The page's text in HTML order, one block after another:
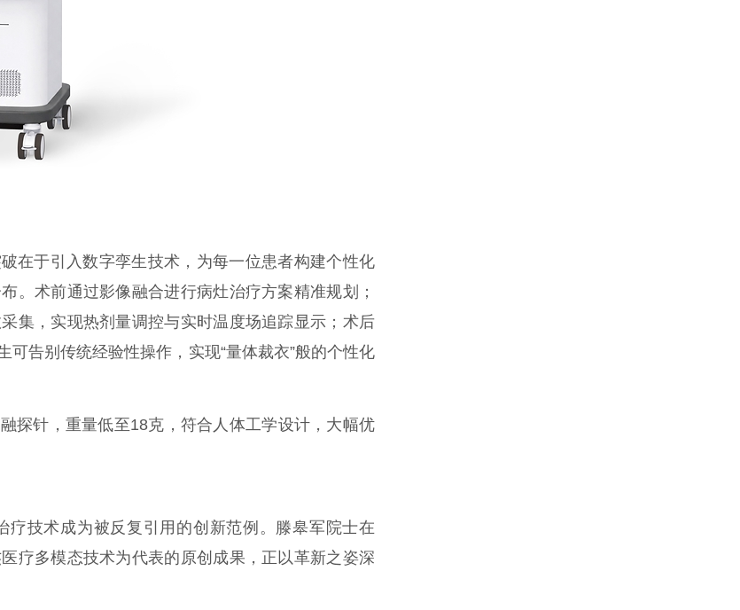
在于引入数字孪生技术，为每一位患者构建个性化
。术前通过影像融合进行病灶治疗方案精准规划；
集，实现热剂量调控与实时温度场追踪显示；术后
告别传统经验性操作，实现“量体裁衣”般的个性化
探针，重量低至18克，符合人体工学设计，大幅优
技术成为被反复引用的创新范例。滕皋军院士在
疗多模态技术为代表的原创成果，正以革新之姿深